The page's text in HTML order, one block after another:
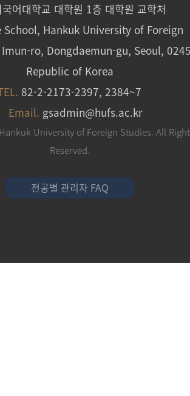
어대학교 대학원 1층 대학원 교학처
School, Hankuk University of Foreign
ro, Dongdaemun-gu, Seoul,
Republic of Korea
82-2-2173-2397, 2384~7
Email. gsadmin@hufs.ac.kr
University of Foreign Studies. All
Reserved.
전공별 관리자 FAQ